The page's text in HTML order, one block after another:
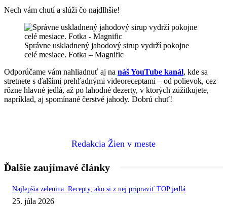
Nech vám chutí a slúži čo najdlhšie!
Správne uskladnený jahodový sirup vydrží pokojne
celé mesiace. Fotka – Magnific
Odporúčame vám nahliadnuť aj na náš YouTube kanál, kde sa
stretnete s ďalšími prehľadnými videoreceptami – od polievok, cez
rôzne hlavné jedlá, až po lahodné dezerty, v ktorých zúžitkujete,
napríklad, aj spomínané čerstvé jahody. Dobrú chuť!
Redakcia Žien v meste
Ďalšie zaujímavé články
Najlepšia zelenina: Recepty, ako si z nej pripraviť TOP jedlá
25. júla 2026